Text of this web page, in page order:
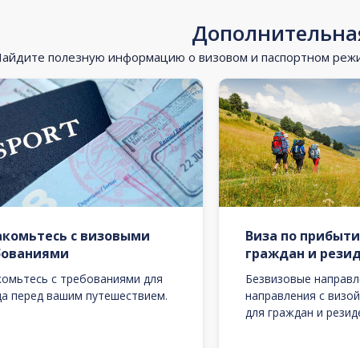
полезную информацию о визовом и паспортном
с визовыми
с требованиями для
перед вашим путешествием.
Виза по
граждан и
Безвизовые
направления с
для граждан и